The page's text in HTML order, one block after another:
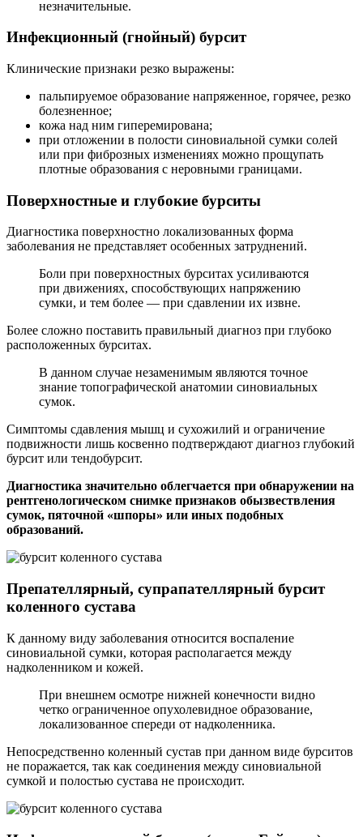
незначительные.
Инфекционный (гнойный) бурсит
Клинические признаки резко выражены:
пальпируемое образование напряженное, горячее, резко
болезненное;
кожа над ним гиперемирована;
при отложении в полости синовиальной сумки солей
или при фиброзных изменениях можно прощупать
плотные образования с неровными границами.
Поверхностные и глубокие бурситы
Диагностика поверхностно локализованных форма
заболевания не представляет особенных затруднений.
Боли при поверхностных бурситах усиливаются
при движениях, способствующих напряжению
сумки, и тем более — при сдавлении их извне.
Более сложно поставить правильный диагноз при глубоко
расположенных бурситах.
В данном случае незаменимым являются точное
знание топографической анатомии синовиальных
сумок.
Симптомы сдавления мышц и сухожилий и ограничение
подвижности лишь косвенно подтверждают диагноз глубокий
бурсит или тендобурсит.
Диагностика значительно облегчается при обнаружении на
рентгенологическом снимке признаков обызвествления
сумок, пяточной «шпоры» или иных подобных
образований.
Препателлярный, супрапателлярный бурсит
коленного сустава
К данному виду заболевания относится воспаление
синовиальной сумки, которая располагается между
надколенником и кожей.
При внешнем осмотре нижней конечности видно
четко ограниченное опухолевидное образование,
локализованное спереди от надколенника.
Непосредственно коленный сустав при данном виде бурситов
не поражается, так как соединения между синовиальной
сумкой и полостью сустава не происходит.